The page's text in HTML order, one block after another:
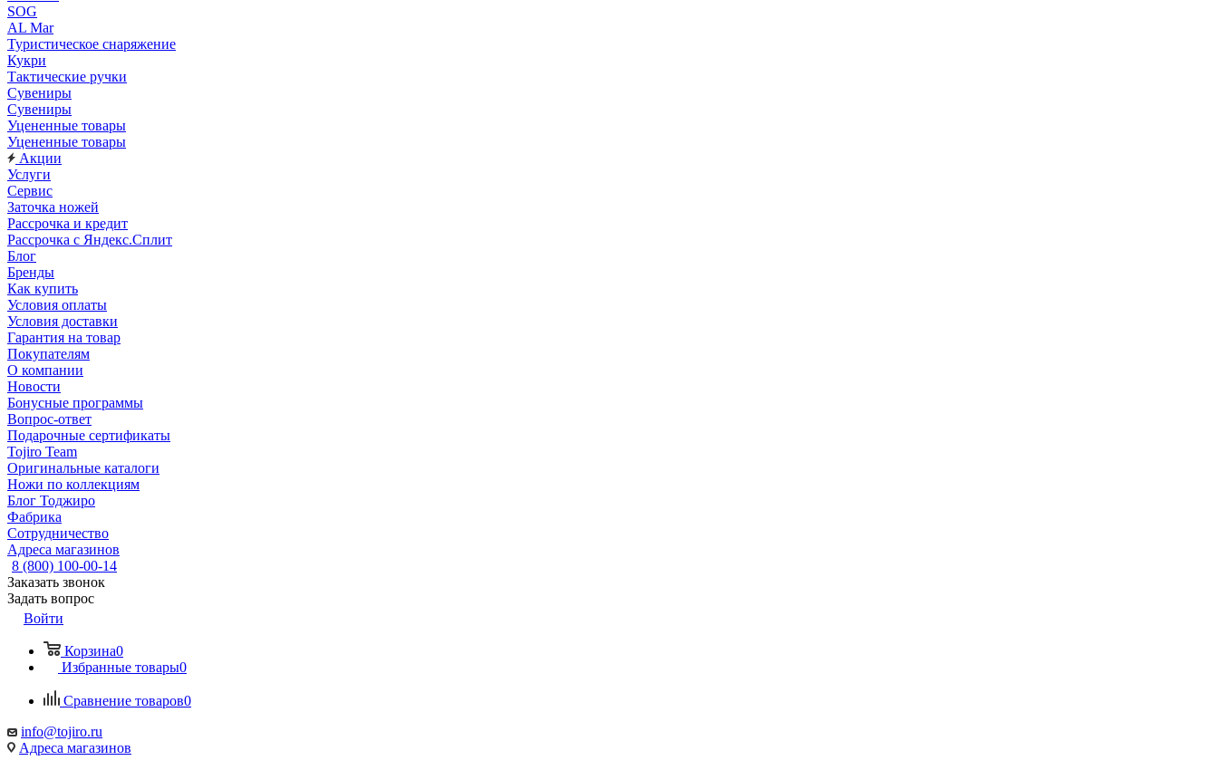
SOG
AL Mar
Туристическое снаряжение
Кукри
Тактические ручки
Сувениры
Сувениры
Уцененные товары
Уцененные товары
Акции
Услуги
Сервис
Заточка ножей
Рассрочка и кредит
Рассрочка с Яндекс.Сплит
Блог
Бренды
Как купить
Условия оплаты
Условия доставки
Гарантия на товар
Покупателям
О компании
Новости
Бонусные программы
Вопрос-ответ
Подарочные сертификаты
Tojiro Team
Оригинальные каталоги
Ножи по коллекциям
Блог Тоджиро
Фабрика
Сотрудничество
Адреса магазинов
8 (800) 100-00-14
Заказать звонок
Задать вопрос
Войти
Корзина0
Избранные товары0
Сравнение товаров0
info@tojiro.ru
Адреса магазинов